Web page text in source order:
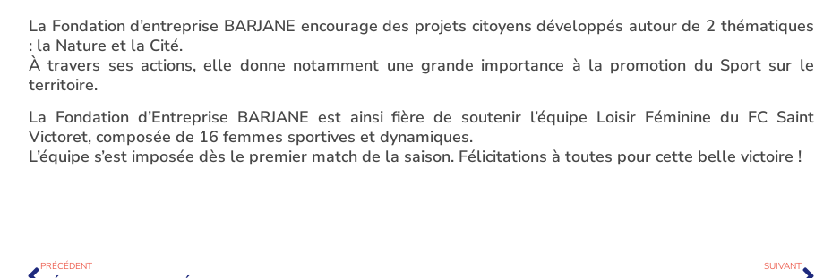
La Fondation d’entreprise BARJANE encourage des projets citoyens développés autour de 2 thématiques
: la Nature et la Cité.
À travers ses actions, elle donne notamment une grande importance à la promotion du Sport sur le
territoire.
La Fondation d’Entreprise BARJANE est ainsi fière de soutenir l’équipe Loisir Féminine du FC Saint
Victoret, composée de 16 femmes sportives et dynamiques.
L’équipe s’est imposée dès le premier match de la saison. Félicitations à toutes pour cette belle victoire !
PRÉCÉDENT SUIVANT